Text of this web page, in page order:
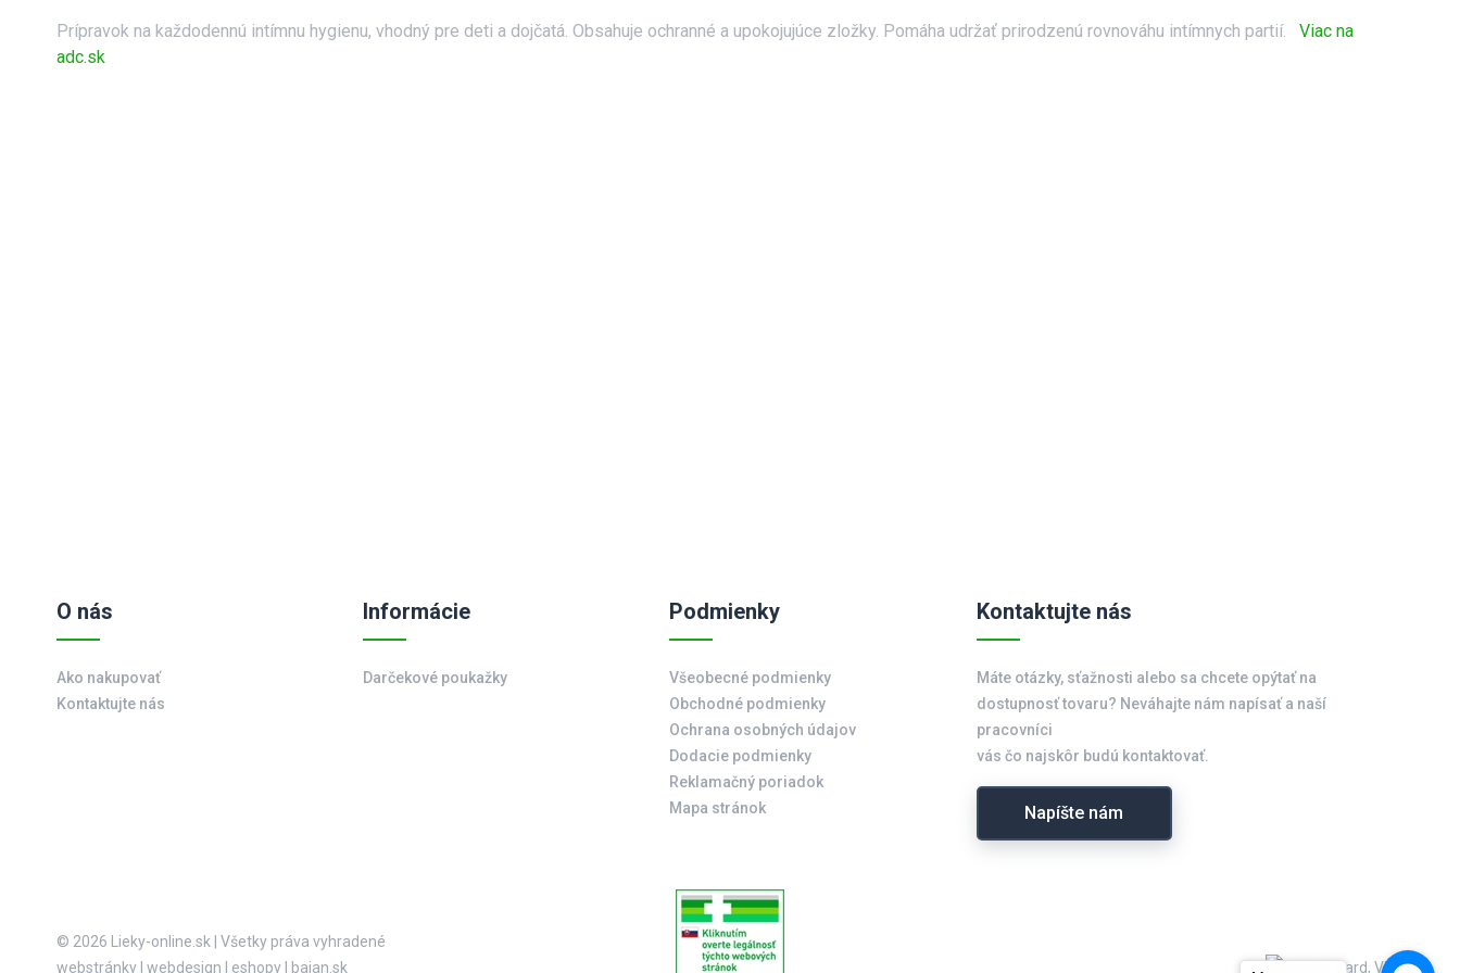
Prípravok na každodennú intímnu hygienu, vhodný pre deti a dojčatá. Obsahuje ochranné a upokojujúce zložky. Pomáha udržať prirodzenú rovnováhu intímnych partií. Viac na
adc.sk
O nás
Ako nakupovať
Kontaktujte nás
Informácie
Darčekové poukažky
Podmienky
Všeobecné podmienky
Obchodné podmienky
Ochrana osobných údajov
Dodacie podmienky
Reklamačný poriadok
Mapa stránok
Kontaktujte nás
Máte otázky, sťažnosti alebo sa chcete opýtať na
dostupnosť tovaru? Neváhajte nám napísať a naší
pracovníci
vás čo najskôr budú kontaktovať.
Napíšte nám
© 2026 Lieky-online.sk
Všetky práva vyhradené
webstránky webdesign eshopy bajan.sk